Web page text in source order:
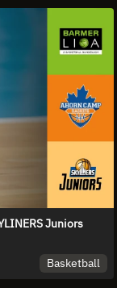
Juniors
Basketball